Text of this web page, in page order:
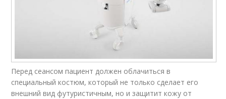
Перед сеансом пациент должен облачиться в
специальный костюм, который не только сделает его
внешний вид футуристичным, но и защитит кожу от